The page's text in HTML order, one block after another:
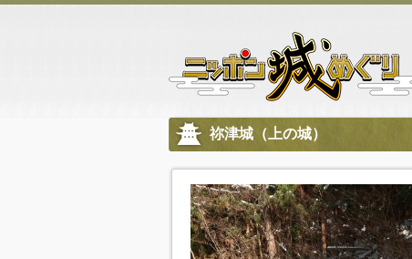
祢津城（上の城）